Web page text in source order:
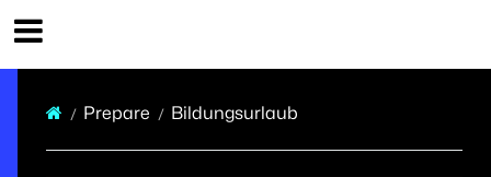
Prepare Bildungsurlaub